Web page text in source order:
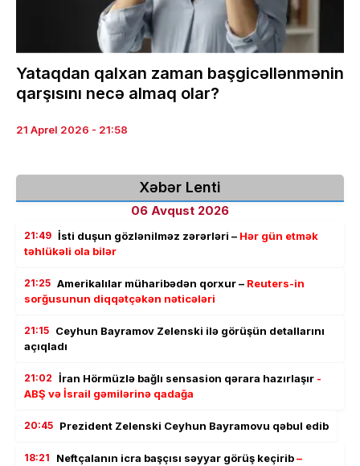
Yataqdan qalxan zaman başgicəllənmənin
qarşısını necə almaq olar?
21 Aprel 2026 - 21:58
Xəbər Lenti
06 Avqust 2026
21:49 İsti duşun gözlənilməz zərərləri – Hər gün etmək
təhlükəli ola bilər
21:25 Amerikalılar müharibədən qorxur – Reuters-in
sorğusunun diqqətçəkən nəticələri
21:15 Ceyhun Bayramov Zelenski ilə görüşün detallarını
açıqladı
21:02 İran Hörmüzlə bağlı sensasion qərara hazırlaşır -
ABŞ və İsrail gəmilərinə qadağa
20:45 Prezident Zelenski Ceyhun Bayramovu qəbul edib
18:21 Neftçalanın icra başçısı səyyar görüş keçirib–